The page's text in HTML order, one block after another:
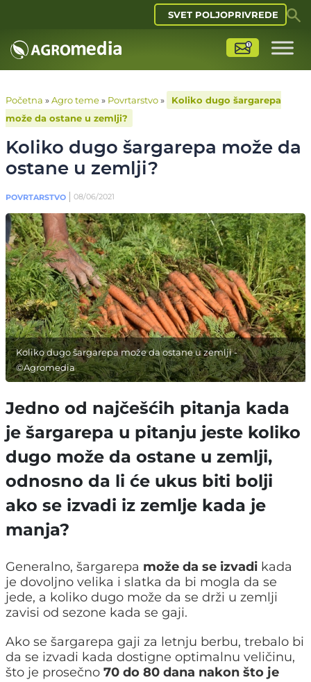
SVET POLJOPRIVREDE
Početna »Agro teme» Povrtarstvo»
Koliko dugo šargarepa
može da ostane u zemlji?
Koliko dugo šargarepa može da
ostane u zemlji?
POVRTARSTVO 08/06/2021
Koliko dugo šargarepa može da ostane u zemlji -
©Agromedia
Jedno od najčešćih pitanja kada
je šargarepa u pitanju jeste koliko
dugo može da ostane u zemlji,
odnosno da li će ukus biti bolji
ako se izvadi iz zemlje kada je
manja?
Generalno, šargarepa može da se izvadi kada
je dovoljno velika i slatka da bi mogla da se
jede, a koliko dugo može da se drži u zemlji
zavisi od sezone kada se gaji.
Ako se šargarepa gaji za letnju berbu, trebalo bi
da se izvadi kada dostigne optimalnu veličinu,
što je prosečno 70 do 80 dana nakon što je